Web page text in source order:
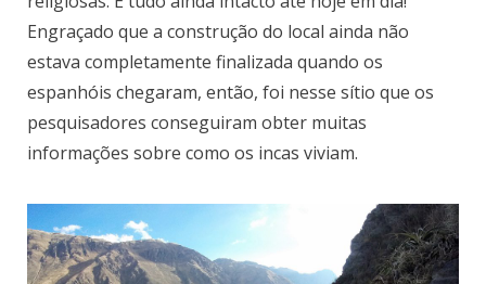
Engraçado que a construção do local ainda não
estava completamente finalizada quando os
espanhóis chegaram, então, foi nesse sítio que os
pesquisadores conseguiram obter muitas
informações sobre como os incas viviam.